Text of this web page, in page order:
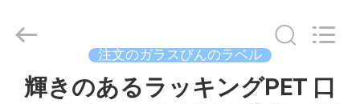
2017
(Xiamen)
Industry
注文のガラスびんのラベル
輝きのあるラッキングPET 口